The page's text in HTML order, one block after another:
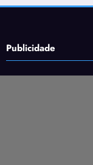
Publicidade